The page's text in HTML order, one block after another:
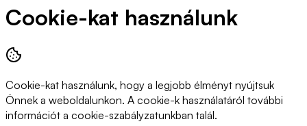
Cookie-kat használunk
Cookie-kat használunk, hogy a legjobb élményt nyújtsuk
Önnek a weboldalunkon. A cookie-k használatáról további
információt a cookie-szabályzatunkban talál.